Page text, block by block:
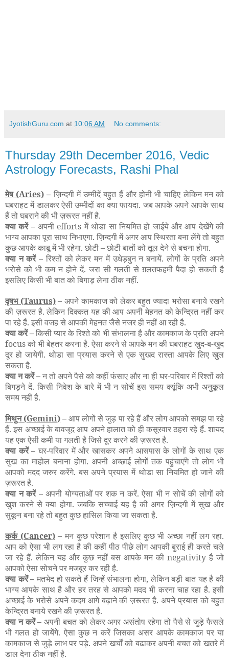
JyotishGuru.com at 10:06 AM No comments:
Thursday 29th December 2016, Vedic
Astrology Forecasts, Rashi Phal
मेष(Aries) – ज़िन्दगी में उम्मीदें बहुत हैं और होनी भी चाहिए लेकिन मन को
घबराहट में डालकर ऐसी उम्मीदों का क्या फायदा. जब आपके अपने आपके साथ
हैं तो घबराने की भी ज़रूरत नहीं है.
क्या करें –अपनी efforts में थोडा सा नियमित हो जाईये और आप देखेंगे की
भाग्य आपका पूरा साथ निभाएगा. ज़िन्दगी में अगर आप स्थिरता बना लेंगे तो बहुत
कुछ आपके काबू में भी रहेगा. छोटी–छोटी बातों को तूल देने से बचना होगा.
क्या न करें – रिश्तों को लेकर मन में उधेड़बुन न बनायें. लोगों के प्रति अपने
भरोसे को भी कम न होने दें. जरा सी गलती से ग़लतफहमी पैदा हो सकती है
इसलिए किसी भी बात को बिगाड़ लेना ठीक नहीं.
वृषभ(Taurus)– अपने कामकाज को लेकर बहुत ज्यादा भरोसा बनाये रखने
की ज़रूरत है. लेकिन दिक्कत यह की आप अपनी मेहनत को केन्द्रित नहीं कर
पा रहे हैं. इसी वजह से आपकी मेहनत जैसे नजर ही नहीं आ रही है.
क्या करें –किसी प्यार के रिश्ते को भी संभालना है और कामकाज के प्रति अपने
focus को भी बेहतर करना है. ऐसा करने से आपके मन की घबराहट खुद-ब-खुद
दूर हो जायेगी. थोडा सा प्रयास करने से एक सुखद रास्ता आपके लिए खुल
सकता है.
क्या न करें –न तो अपने पैसे को कहीं फंसाए और ना ही घर-परिवार में रिश्तों को
बिगड़ने दें. किसी निवेश के बारे में भी न सोचें इस समय क्यूंकि अभी अनुकूल
समय नहीं है.
मिथुन(Gemini)–आप लोगों से जुड़ पा रहे हैं और लोग आपको समझ पा रहे
हैं. इस अच्छाई के बावजूद आप अपने हालात को ही कसूरवार ठहरा रहे हैं. शायद
यह एक ऐसी कमी या गलती है जिसे दूर करने की ज़रूरत है.
क्या करें –घर-परिवार में और खासकर अपने आसपास के लोगों के साथ एक
सुख का माहोल बनाना होगा. अपनी अच्छाई लोगों तक पहुंचाएंगे तो लोग भी
आपको मदद जरुर करेंगे. बस अपने प्रयास में थोडा सा नियमित हो जाने की
ज़रूरत है.
क्या न करें – अपनी योग्यताओं पर शक न करें. ऐसा भी न सोचें की लोगों को
खुश करने से क्या होगा. जबकि सच्चाई यह है की अगर ज़िन्दगी में सुख और
सुकून बना रहे तो बहुत कुछ हासिल किया जा सकता है.
कर्क(Cancer)– मन कुछ परेशान है इसलिए कुछ भी अच्छा नहीं लग रहा.
आप को ऐसा भी लग रहा है की कहीं पीठ पीछे लोग आपकी बुराई ही करते चले
जा रहे हैं. लेकिन यह और कुछ नहीं बस आपके मन की negativity है जो
आपको ऐसा सोचने पर मजबूर कर रही है.
क्या करें – मतभेद हो सकते हैं जिन्हें संभालना होगा, लेकिन बड़ी बात यह है की
भाग्य आपके साथ है और हर तरह से आपको मदद भी करना चाह रहा है. इसी
अच्छाई के भरोसे अपने कदम आगे बढ़ाने की ज़रूरत है. अपने प्रयास को बहुत
केन्द्रित बनाये रखने की ज़रूरत है.
क्या न करें –अपनी बचत को लेकर अगर असंतोष रहेगा तो पैसे से जुड़े फैसले
भी गलत हो जायेंगे. ऐसा कुछ न करें जिसका असर आपके कामकाज पर या
कामकाज से जुड़े लाभ पर पड़े. अपने खर्चों को बढाकर अपनी बचत को खतरे में
डाल देना ठीक नहीं है.